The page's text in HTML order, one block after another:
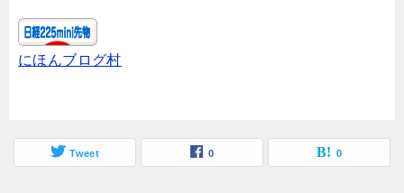
にほんブログ村
Tweet 0 0